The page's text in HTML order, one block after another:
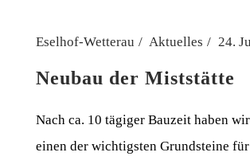
Eselhof-Wetterau Aktuelles 24.
Neubau der Miststätte
Nach ca. 10 tägiger Bauzeit haben
einen der wichtigsten Grundsteine